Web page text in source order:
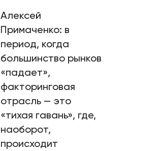
Алексей
Примаченко: в
период, когда
большинство рынков
«падает»,
факторинговая
отрасль — это
«тихая гавань», где,
наоборот,
происходит